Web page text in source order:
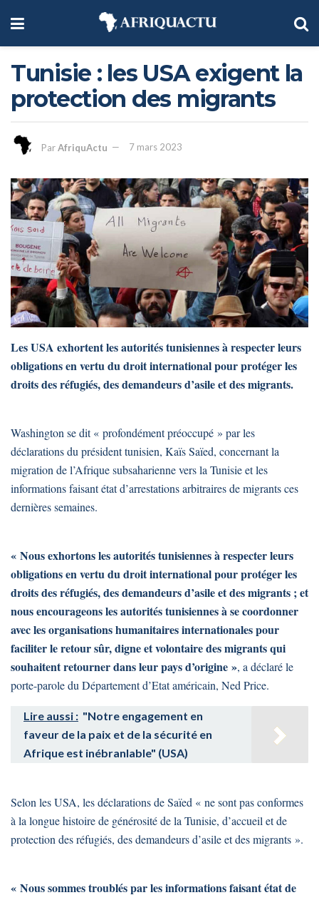
Tunisie : les USA exigent la
protection des migrants
ParAfriquActu 7 mars 2023
Les USA exhortent les autorités tunisiennes à respecter leurs
obligations en vertu du droit international pour protéger les
droits des réfugiés, des demandeurs d’asile et des migrants.
Washington se dit « profondément préoccupé » par les
déclarations du président tunisien, Kaïs Saïed, concernant la
migration de l’Afrique subsaharienne vers la Tunisie et les
informations faisant état d’arrestations arbitraires de migrants ces
dernières semaines.
« Nous exhortons les autorités tunisiennes à respecter leurs
obligations en vertu du droit international pour protéger les
droits des réfugiés, des demandeurs d’asile et des migrants ; et
nous encourageons les autorités tunisiennes à se coordonner
avec les organisations humanitaires internationales pour
faciliter le retour sûr, digne et volontaire des migrants qui
souhaitent retourner dans leur pays d’origine », a déclaré le
porte-parole du Département d’Etat américain, Ned Price.
Lire aussi : "Notre engagement en
faveur de la paix et de la sécurité en
Afrique est inébranlable" (USA)
Selon les USA, les déclarations de Saïed « ne sont pas conformes
à la longue histoire de générosité de la Tunisie, d’accueil et de
protection des réfugiés, des demandeurs d’asile et des migrants ».
« Nous sommes troublés par les informations faisant état de